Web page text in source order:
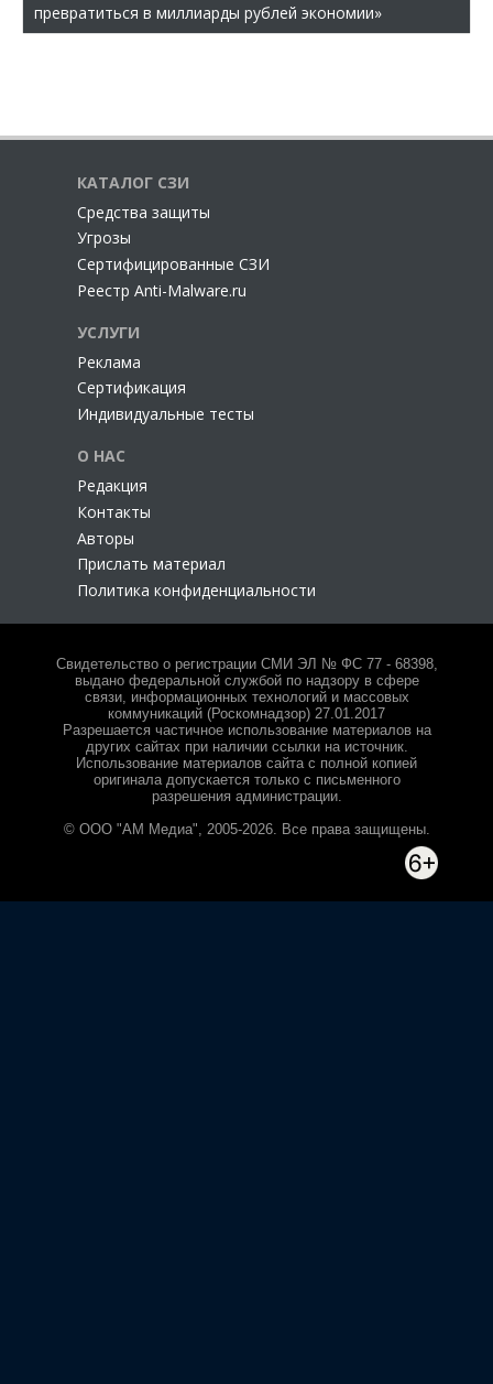
превратиться в миллиарды рублей экономии»
КАТАЛОГ СЗИ
Cредства защиты
Угрозы
Сертифицированные СЗИ
Реестр Anti-Malware.ru
УСЛУГИ
Реклама
Сертификация
Индивидуальные тесты
О НАС
Редакция
Контакты
Авторы
Прислать материал
Политика конфиденциальности
Свидетельство о регистрации СМИ ЭЛ № ФС 77 - 68398,
выдано федеральной службой по надзору в сфере
связи, информационных технологий и массовых
коммуникаций (Роскомнадзор) 27.01.2017
Разрешается частичное использование материалов на
других сайтах при наличии ссылки на источник.
Использование материалов сайта с полной копией
оригинала допускается только с письменного
разрешения администрации.
© ООО "АМ Медиа", 2005-2026. Все права защищены.